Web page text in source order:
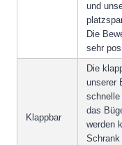
und
Die
sehr
Klappbar
Die
unserer
das
werden